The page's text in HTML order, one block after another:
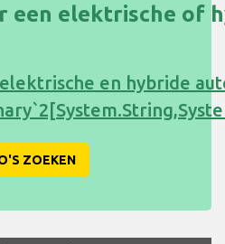
een elektrische of
en hybride
ZOEKEN